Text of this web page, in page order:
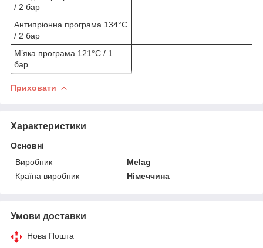
/ 2 бар
Антипріонна програма 134°C
/ 2 бар
М’яка програма 121°C / 1
бар
Приховати
Характеристики
Основні
Виробник
Melag
Країна виробник
Німеччина
Умови доставки
Нова Пошта